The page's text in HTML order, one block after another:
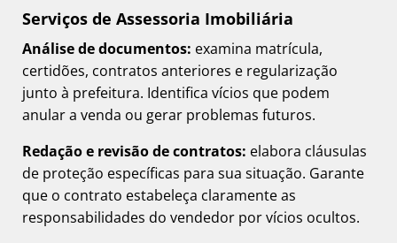
Serviços de Assessoria Imobiliária
Análise de documentos: examina matrícula,
certidões, contratos anteriores e regularização
junto à prefeitura. Identifica vícios que podem
anular a venda ou gerar problemas futuros.
Redação e revisão de contratos: elabora cláusulas
de proteção específicas para sua situação. Garante
que o contrato estabeleça claramente as
responsabilidades do vendedor por vícios ocultos.